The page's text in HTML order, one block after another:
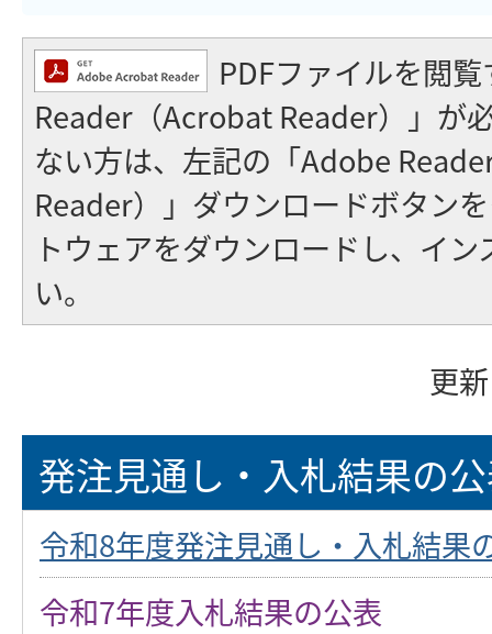
PDFファイルを閲
Reader（Acrobat Reader）」が
ない方は、左記の「Adobe
Reader）」ダウンロードボタン
トウェアをダウンロードし、イ
い。
更
発注見通し・入札結果の
令和8年度発注見通し・入札結果
令和7年度入札結果の公表